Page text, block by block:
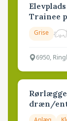
Trainee
Grise
6950,
dræn/